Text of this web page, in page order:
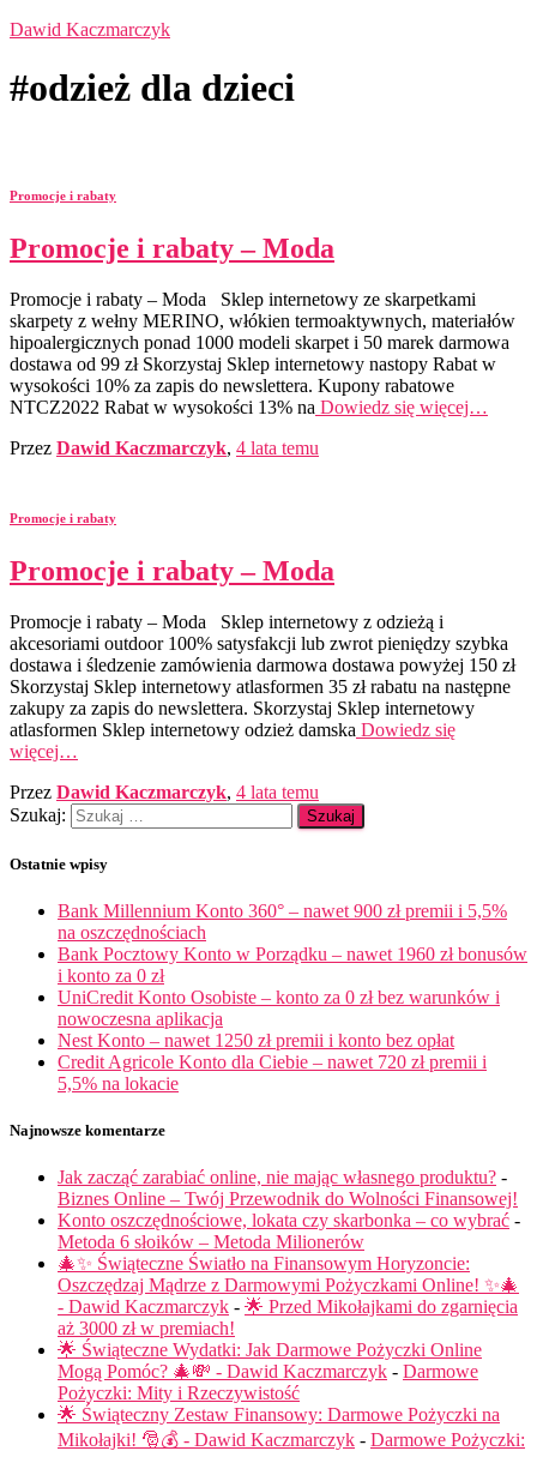
Dawid Kaczmarczyk
#odzież dla dzieci
Promocje i rabaty
Promocje i rabaty – Moda
Promocje i rabaty – Moda Sklep internetowy ze skarpetkami
skarpety z wełny MERINO, włókien termoaktywnych, materiałów
hipoalergicznych ponad 1000 modeli skarpet i 50 marek darmowa
dostawa od 99 zł Skorzystaj Sklep internetowy nastopy Rabat w
wysokości 10% za zapis do newslettera. Kupony rabatowe
NTCZ2022 Rabat w wysokości 13% na Dowiedz się więcej…
Przez Dawid Kaczmarczyk, 4 lata temu
Promocje i rabaty
Promocje i rabaty – Moda
Promocje i rabaty – Moda Sklep internetowy z odzieżą i
akcesoriami outdoor 100% satysfakcji lub zwrot pieniędzy szybka
dostawa i śledzenie zamówienia darmowa dostawa powyżej 150 zł
Skorzystaj Sklep internetowy atlasformen 35 zł rabatu na następne
zakupy za zapis do newslettera. Skorzystaj Sklep internetowy
atlasformen Sklep internetowy odzież damska Dowiedz się
więcej…
Przez Dawid Kaczmarczyk, 4 lata temu
Szukaj:
Ostatnie wpisy
Bank Millennium Konto 360° – nawet 900 zł premii i 5,5%
na oszczędnościach
Bank Pocztowy Konto w Porządku – nawet 1960 zł bonusów
i konto za 0 zł
UniCredit Konto Osobiste – konto za 0 zł bez warunków i
nowoczesna aplikacja
Nest Konto – nawet 1250 zł premii i konto bez opłat
Credit Agricole Konto dla Ciebie – nawet 720 zł premii i
5,5% na lokacie
Najnowsze komentarze
Jak zacząć zarabiać online, nie mając własnego produktu? -
Biznes Online – Twój Przewodnik do Wolności Finansowej!
Konto oszczędnościowe, lokata czy skarbonka – co wybrać -
Metoda 6 słoików – Metoda Milionerów
🎄✨ Świąteczne Światło na Finansowym Horyzoncie:
Oszczędzaj Mądrze z Darmowymi Pożyczkami Online! ✨🎄
- Dawid Kaczmarczyk - 🌟 Przed Mikołajkami do zgarnięcia
aż 3000 zł w premiach!
🌟 Świąteczne Wydatki: Jak Darmowe Pożyczki Online
Mogą Pomóc? 🎄💸 - Dawid Kaczmarczyk - Darmowe
Pożyczki: Mity i Rzeczywistość
🌟 Świąteczny Zestaw Finansowy: Darmowe Pożyczki na
Mikołajki! 🎅💰 - Dawid Kaczmarczyk - Darmowe Pożyczki: